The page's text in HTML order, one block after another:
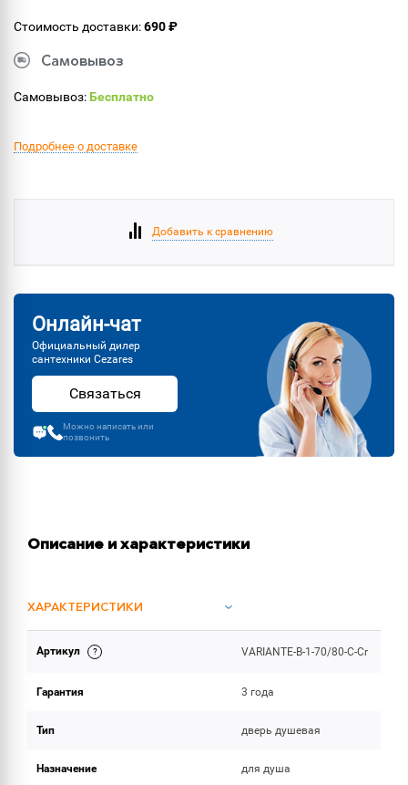
Стоимость доставки:690 ₽
Самовывоз
Самовывоз:Бесплатно
Подробнее о доставке
Добавить к сравнению
Онлайн-чат
Официальный дилер
сантехники Cezares
Связаться
Можно написать или
позвонить
Описание и характеристики
ХАРАКТЕРИСТИКИ
ОБЪЕМ ПОСТАВКИ
Артикул VARIANTE-B-1-70/80-C-Cr
Гарантия 3 года
Тип дверь душевая
Назначение для душа